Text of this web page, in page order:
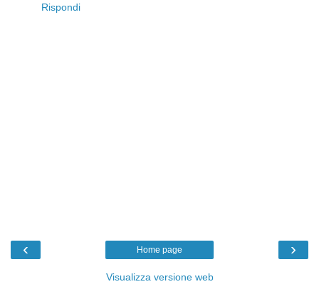
Rispondi
‹ ›
Home page
Visualizza versione web